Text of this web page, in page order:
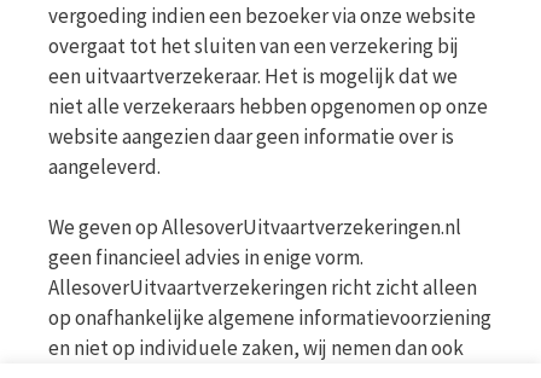
vergoeding indien een bezoeker via onze website
overgaat tot het sluiten van een verzekering bij
een uitvaartverzekeraar. Het is mogelijk dat we
niet alle verzekeraars hebben opgenomen op onze
website aangezien daar geen informatie over is
aangeleverd.
We geven op AllesoverUitvaartverzekeringen.nl
geen financieel advies in enige vorm.
AllesoverUitvaartverzekeringen richt zicht alleen
op onafhankelijke algemene informatievoorziening
en niet op individuele zaken, wij nemen dan ook